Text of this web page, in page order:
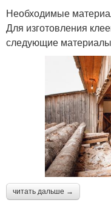
Необходимые
Для изготовления
следующие
читать дальше →